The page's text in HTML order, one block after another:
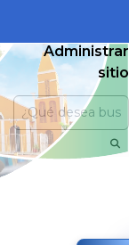
Administrar
sitio